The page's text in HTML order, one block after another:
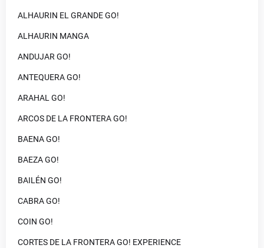
ALHAURIN EL GRANDE GO!
ALHAURIN MANGA
ANDUJAR GO!
ANTEQUERA GO!
ARAHAL GO!
ARCOS DE LA FRONTERA GO!
BAENA GO!
BAEZA GO!
BAILÉN GO!
CABRA GO!
COIN GO!
CORTES DE LA FRONTERA GO! EXPERIENCE